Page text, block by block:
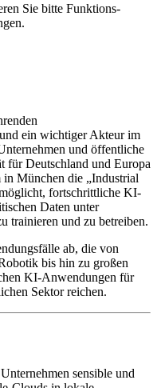
Sie bitte Funktions-
ein wichtiger Akteur im
und öffentliche
für Deutschland und Europa
in München die „Industrial
fortschrittliche KI-
Daten unter
trainieren und zu betreiben.
ab, die von
bis hin zu großen
KI-Anwendungen für
Sektor reichen.
sensible und